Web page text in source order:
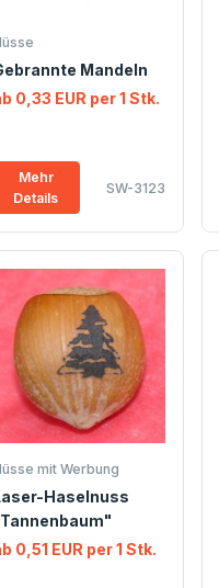
Mandeln
0,33 EUR per 1 Stk.
Mehr
Details
SW-3123
mit Werbung
Haselnuss
0,51 EUR per 1 Stk.